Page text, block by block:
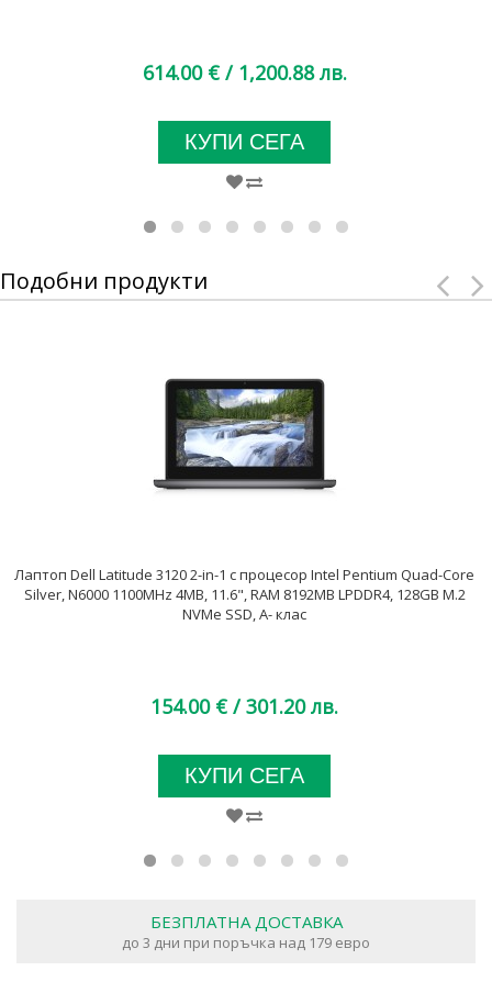
614.00 €/ 1,200.88 лв.
КУПИ СЕГА
Подобни продукти
Лаптоп Dell Latitude 3120 2-in-1 с процесор Intel Pentium Quad-Core
Silver, N6000 1100MHz 4MB, 11.6", RAM 8192MB LPDDR4, 128GB M.2
NVMe SSD, A- клас
154.00 € / 301.20 лв.
КУПИ СЕГА
БЕЗПЛАТНА ДОСТАВКА
до 3 дни при поръчка над 179 евро